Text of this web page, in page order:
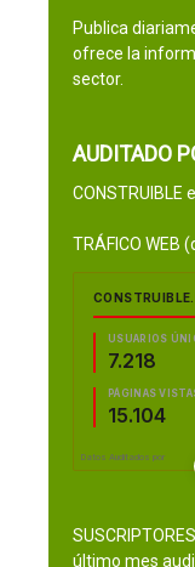
Publica
ofrece la
sector.
AUDITADO
TRÁFICO WEB
último mes